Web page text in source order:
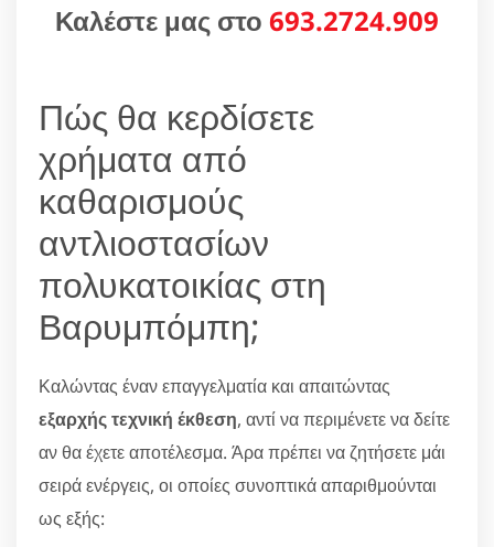
Καλέστε μας στο 693.2724.909
Πώς θα κερδίσετε
χρήματα από
καθαρισμούς
αντλιοστασίων
πολυκατοικίας στη
Βαρυμπόμπη;
Καλώντας έναν επαγγελματία και απαιτώντας
εξαρχής τεχνική έκθεση, αντί να περιμένετε να δείτε
αν θα έχετε αποτέλεσμα. Άρα πρέπει να ζητήσετε μάι
σειρά ενέργεις, οι οποίες συνοπτικά απαριθμούνται
ως εξής: